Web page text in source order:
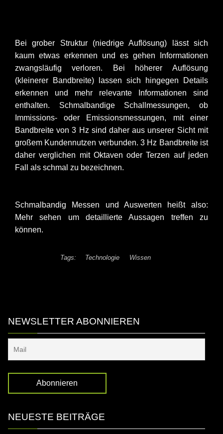
Bei grober Struktur (niedrige Auflösung) lässt sich
kaum etwas erkennen und es gehen Informationen
zwangsläufig verloren. Bei höherer Auflösung
(kleinerer Bandbreite) lassen sich hingegen Details
erkennen und mehr relevante Informationen sind
enthalten. Schmalbandige Schallmessungen, ob
Immissions- oder Emissionsmessungen, mit einer
Bandbreite von 3 Hz sind daher aus unserer Sicht mit
großem Kundennutzen verbunden. 3 Hz Bandbreite ist
daher verglichen mit Oktaven oder Terzen auf jeden
Fall als schmal zu bezeichnen.
Schmalbandig Messen und Auswerten heißt also:
Mehr sehen um detaillierte Aussagen treffen zu
können.
Tags: Technologie Wissen
NEWSLETTER ABONNIEREN
NEUESTE BEITRÄGE